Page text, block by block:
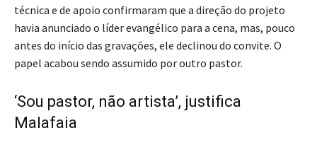
técnica e de apoio confirmaram que a direção do projeto
havia anunciado o líder evangélico para a cena, mas, pouco
antes do início das gravações, ele declinou do convite. O
papel acabou sendo assumido por outro pastor.
‘Sou pastor, não artista’, justifica
Malafaia